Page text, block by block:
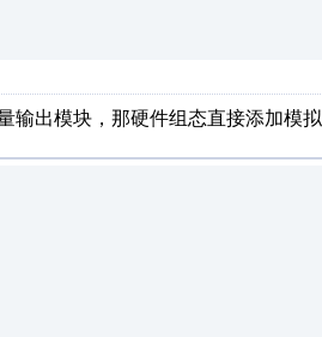
输出模块，那硬件组态直接添加模